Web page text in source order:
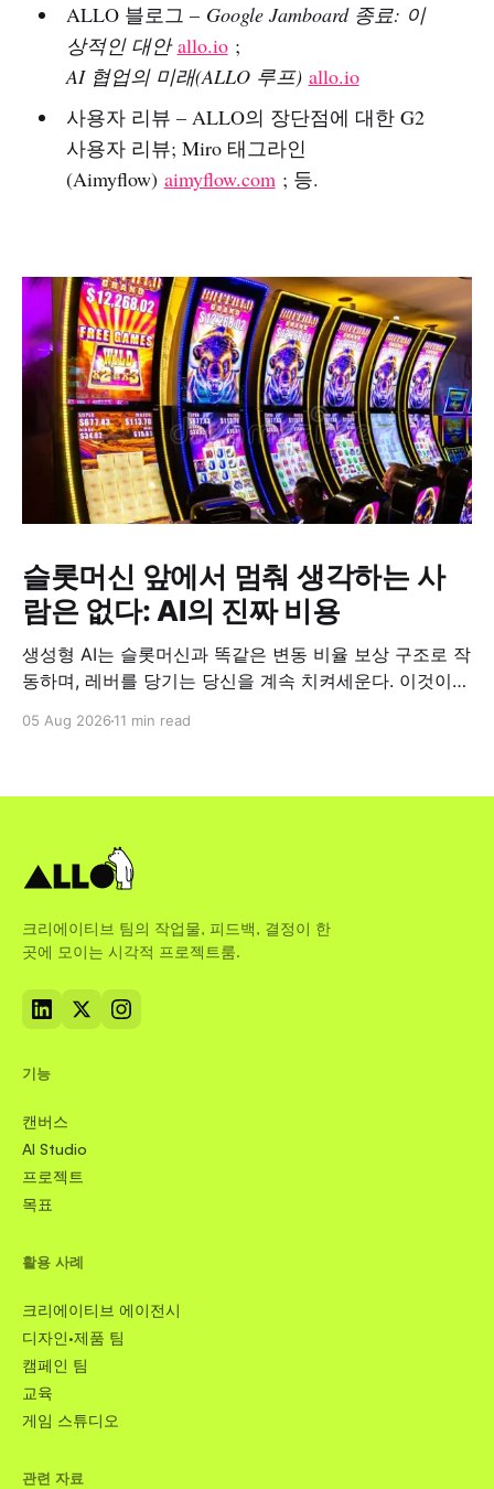
ALLO 블로그 – Google Jamboard 종료: 이
상적인 대안allo.io;
AI 협업의 미래(ALLO 루프) allo.io
사용자 리뷰 – ALLO의 장단점에 대한 G2
사용자 리뷰; Miro 태그라인
(Aimyflow) aimyflow.com; 등.
슬롯머신 앞에서 멈춰 생각하는 사
람은 없다: AI의 진짜 비용
생성형 AI는 슬롯머신과 똑같은 변동 비율 보상 구조로 작
동하며, 레버를 당기는 당신을 계속 치켜세운다. 이것이
05 Aug 2026 11 min read
크리에이티브 팀의 작업물, 피드백, 결정이 한
곳에 모이는 시각적 프로젝트룸.
기능
캔버스
AI Studio
프로젝트
목표
활용 사례
크리에이티브 에이전시
디자인·제품 팀
캠페인 팀
교육
게임 스튜디오
관련 자료